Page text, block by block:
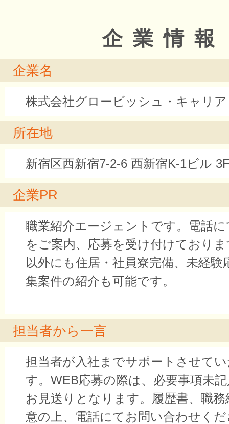
企業情報
企業名
株式会社グロービッシュ・キャリア
所在地
新宿区西新宿7-2-6 西新宿K-1ビル
企業PR
職業紹介エージェントです。電話
をご案内、応募を受け付けており
以外にも住居・社員寮完備、未経験
集案件の紹介も可能です。
担当者から一言
担当者が入社までサポートさせて
す。WEB応募の際は、必要事項未
お見送りとなります。履歴書、職
意の上、電話にてお問い合わせく